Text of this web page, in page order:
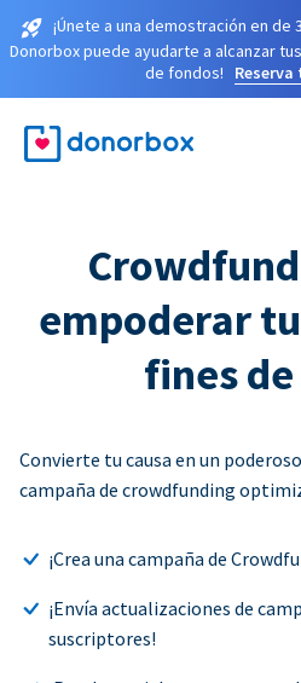
¡Únete a una demostración en de
Donorbox puede ayudarte a alcanzar
de fondos!
empoderar
fines
Convierte tu causa en un
campaña de crowdfunding
¡Crea una campaña de
¡Envía actualizaciones de
suscriptores!